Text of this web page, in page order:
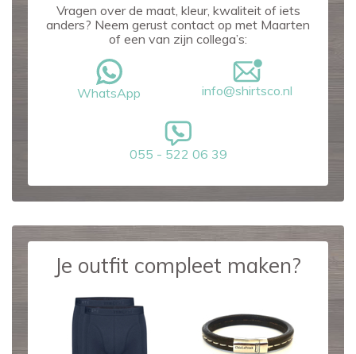
Vragen over de maat, kleur, kwaliteit of iets
anders? Neem gerust contact op met Maarten
of een van zijn collega’s:
WhatsApp info@shirtsco.nl
055 - 522 06 39
Je outfit compleet maken?